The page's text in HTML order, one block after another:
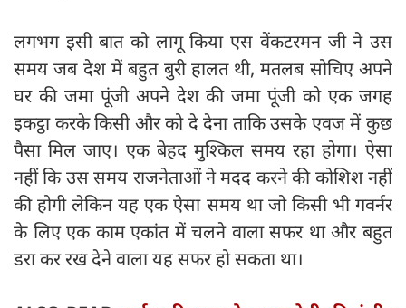
लगभग इसी बात को लागू किया एस वेंकटरमन जी ने उस
समय जब देश में बहुत बुरी हालत थी, मतलब सोचिए अपने
घर की जमा पूंजी अपने देश की जमा पूंजी को एक जगह
इकट्ठा करके किसी और को दे देना ताकि उसके एवज में कुछ
पैसा मिल जाए। एक बेहद मुश्किल समय रहा होगा। ऐसा
नहीं कि उस समय राजनेताओं ने मदद करने की कोशिश नहीं
की होगी लेकिन यह एक ऐसा समय था जो किसी भी गवर्नर
के लिए एक काम एकांत में चलने वाला सफर था और बहुत
डरा कर रख देने वाला यह सफर हो सकता था।